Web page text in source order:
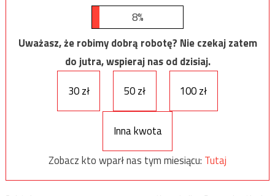
8%
Uważasz, że robimy dobrą robotę? Nie czekaj zatem
do jutra, wspieraj nas od dzisiaj.
30 zł
50 zł 100 zł
Inna kwota
Zobacz kto wparł nas tym miesiącu: Tutaj